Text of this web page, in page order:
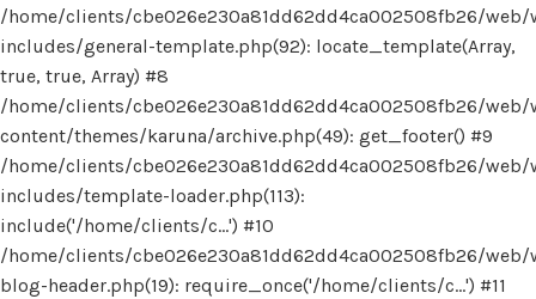
/home/clients/cbe026e230a81dd62dd4ca002508fb26/web/
includes/general-template.php(92): locate_template(Array,
true, true, Array) #8
/home/clients/cbe026e230a81dd62dd4ca002508fb26/web/
content/themes/karuna/archive.php(49): get_footer() #9
/home/clients/cbe026e230a81dd62dd4ca002508fb26/web/
includes/template-loader.php(113):
include('/home/clients/c...') #10
/home/clients/cbe026e230a81dd62dd4ca002508fb26/web/
blog-header.php(19): require_once('/home/clients/c...') #11